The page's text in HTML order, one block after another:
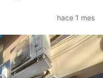
hace 1 mes